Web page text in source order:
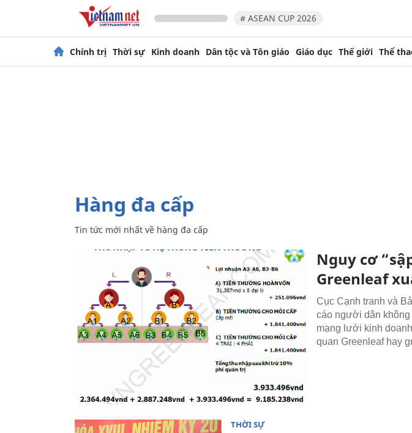
# ASEAN CUP 2026
Chính trị Thời sự Kinh doanh Dân tộc và Tôn giáo Giáo dục Thế giới Thể
hàng đa cấp
Tin tức mới nhất về hàng đa cấp
Nguy cơ
Greenleaf
Cục Cạnh tranh và
cáo người dân
mạng lưới kinh
quan Greenleaf hay
THỜI SỰ